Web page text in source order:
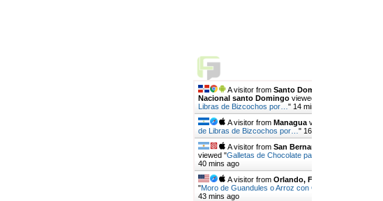
A visitor from Santo Domingo, Distrito
Nacional santo Domingoviewed "
Libras de Bizcochos por… " 14 mins ago
A visitor from Managuaviewed "
de Libras de Bizcochos por… " 16 mins ago
A visitor from San Bernardo, Chaco
viewed "Galletas de Chocolate para Decorar |…
40 mins ago
A visitor from Orlando, Florida
"Moro de Guandules o Arroz con Guandules…
43 mins ago